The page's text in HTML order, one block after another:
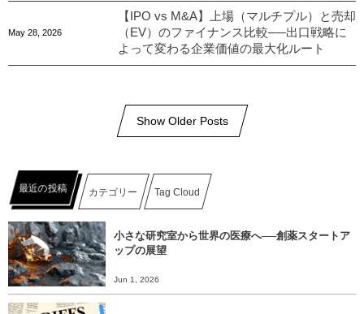
May 28, 2026
【IPO vs M&A】上場（マルチプル）と売却
（EV）のファイナンス比較──出口戦略に
よって変わる企業価値の最大化ルート
Show Older Posts
最近の投稿 カテゴリー Tag Cloud
小さな研究室から世界の医療へ──創薬スタートア
ップの展望
Jun 1, 2026